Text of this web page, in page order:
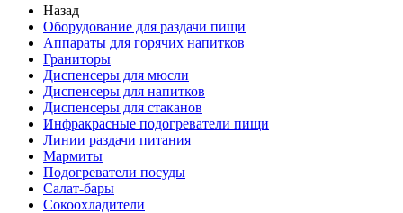
Назад
Оборудование для раздачи пищи
Аппараты для горячих напитков
Граниторы
Диспенсеры для мюсли
Диспенсеры для напитков
Диспенсеры для стаканов
Инфракрасные подогреватели пищи
Линии раздачи питания
Мармиты
Подогреватели посуды
Салат-бары
Сокоохладители